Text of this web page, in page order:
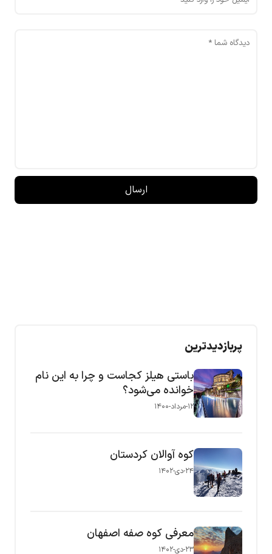
پربازدیدترین
باستی هیلز کجاست و چرا به این نام
خوانده می‌شود؟
۱۲-مرداد-۱۴۰۰
کوه آوالان کردستان
۲۴-دی-۱۴۰۲
معرفی کوه صفه اصفهان
۲۳-دی-۱۴۰۲